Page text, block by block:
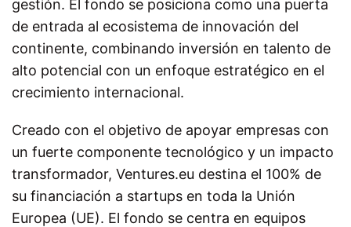
gestión. El fondo se posiciona como una puerta
de entrada al ecosistema de innovación del
continente, combinando inversión en talento de
alto potencial con un enfoque estratégico en el
crecimiento internacional.
Creado con el objetivo de apoyar empresas con
un fuerte componente tecnológico y un impacto
transformador, Ventures.eu destina el 100% de
su financiación a startups en toda la Unión
Europea (UE). El fondo se centra en equipos